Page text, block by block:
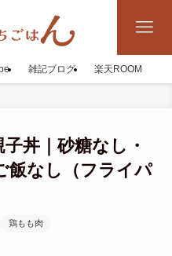
雑記ブログ 楽天ROOM
丼｜砂糖なし・
飯なし（フライパ
鶏もも肉